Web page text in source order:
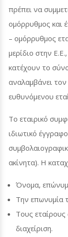
πρέπει να
ομόρρυθμος και
– ομόρρυθμος
μερίδιο στην
κατέχουν το
αναλαμβάνει
ευθυνόμενου
Το εταιρικό
ιδιωτικό
ακίνητα). Η
Όνομα,
Την επωνυμία
Τους εταίρους
διαχείριση.